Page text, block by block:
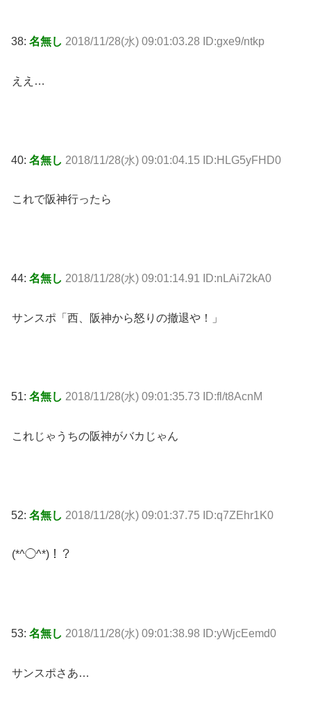
38: 名無し 2018/11/28(水) 09:01:03.28 ID:gxe9/ntkp
ええ…
40: 名無し 2018/11/28(水) 09:01:04.15 ID:HLG5yFHD0
これで阪神行ったら
44: 名無し 2018/11/28(水) 09:01:14.91 ID:nLAi72kA0
サンスポ「西、阪神から怒りの撤退や！」
51: 名無し 2018/11/28(水) 09:01:35.73 ID:fl/t8AcnM
これじゃうちの阪神がバカじゃん
52: 名無し 2018/11/28(水) 09:01:37.75 ID:q7ZEhr1K0
(*^◯^*)！？
53: 名無し 2018/11/28(水) 09:01:38.98 ID:yWjcEemd0
サンスポさあ…